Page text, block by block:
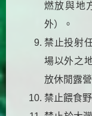
燃放與地
外）。
禁止投射
場以外之
放休閒露
禁止餵食